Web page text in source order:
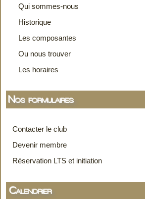
Qui sommes-nous
Historique
Les composantes
Ou nous trouver
Les horaires
Nos formulaires
Contacter le club
Devenir membre
Réservation LTS et initiation
Calendrier